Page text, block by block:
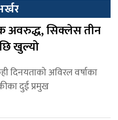
अवरुद्ध, सिक्लेस तीन
खुल्यो
दिनयताको अविरल वर्षाका
दुई प्रमुख